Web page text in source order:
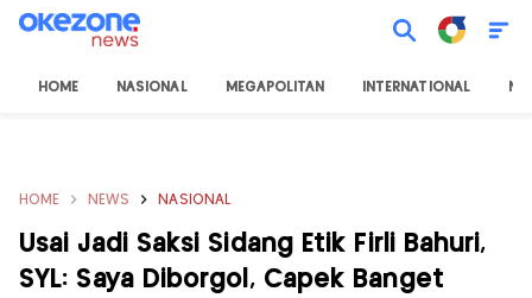
HOME NASIONAL MEGAPOLITAN INTERNATIONAL
HOME NEWS NASIONAL
Usai Jadi Saksi Sidang Etik Firli Bahuri,
SYL: Saya Diborgol, Capek Banget